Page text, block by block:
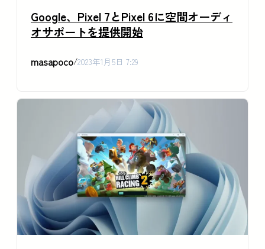
Google、Pixel 7とPixel 6に空間オーディ
オサポートを提供開始
masapoco/2023年1月5日 7:29